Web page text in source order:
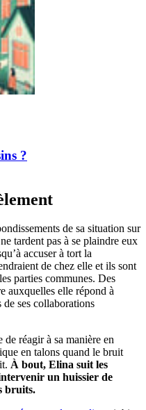
?
de sa situation sur
tardent pas à se plaindre eux
accuser à tort la
de chez elle et ils sont
parties communes. Des
auxquelles elle répond à
de ses collaborations
réagir à sa manière en
en talons quand le bruit
À bout, Elina suit les
un huissier de
bruits.